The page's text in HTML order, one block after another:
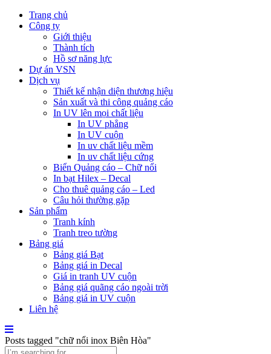
Trang chủ
Công ty
Giới thiệu
Thành tích
Hồ sơ năng lực
Dự án VSN
Dịch vụ
Thiết kế nhận diện thương hiệu
Sản xuất và thi công quảng cáo
In UV lên mọi chất liệu
In UV phẳng
In UV cuộn
In uv chất liệu mềm
In uv chất liệu cứng
Biển Quảng cáo – Chữ nổi
In bạt Hilex – Decal
Cho thuê quảng cáo – Led
Câu hỏi thường gặp
Sản phẩm
Tranh kính
Tranh treo tường
Bảng giá
Bảng giá Bạt
Bảng giá in Decal
Giá in tranh UV cuộn
Bảng giá quãng cáo ngoài trời
Bảng giá in UV cuộn
Liên hệ
Posts tagged "chữ nổi inox Biên Hòa"